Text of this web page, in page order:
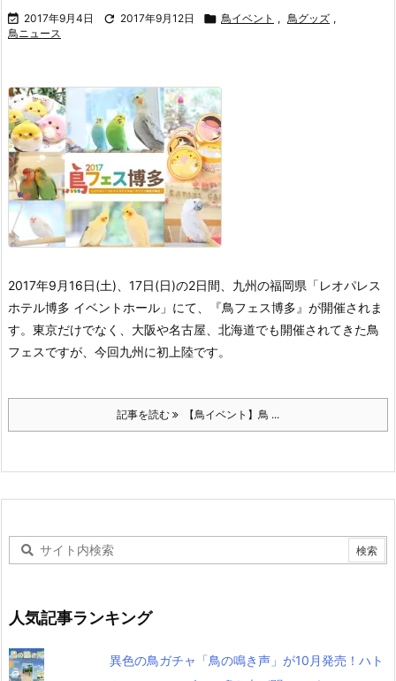
 2017年9月4日  2017年9月12日  鳥イベント , 鳥グッズ ,
鳥ニュース
2017年9月16日(土)、17日(日)の2日間、九州の福岡県「レオパレス
ホテル博多 イベントホール」にて、『鳥フェス博多』が開催されま
す。東京だけでなく、大阪や名古屋、北海道でも開催されてきた鳥
フェスですが、今回九州に初上陸です。
記事を読む 【鳥イベント】鳥 ...
人気記事ランキング
異色の鳥ガチャ「鳥の鳴き声」が10月発売！ハト